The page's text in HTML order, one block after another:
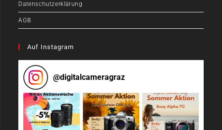
Datenschutzerklärung
AGB
Auf Instagram
@digitalcameragraz